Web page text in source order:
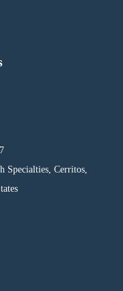
Specialties, Cerritos,